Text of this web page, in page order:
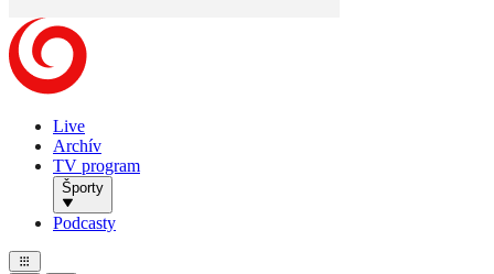
Live
Archív
TV program
Športy
Podcasty